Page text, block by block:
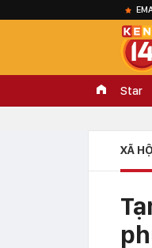
Star
XÃ